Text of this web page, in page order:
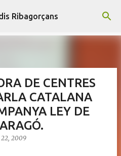
principal
Ribagorçans
DE CENTRES
CATALANA
LEY DE
22, 2009